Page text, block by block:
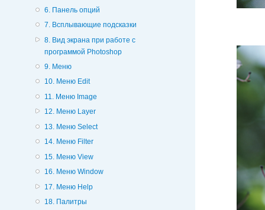
6. Панель опций
7. Всплывающие подсказки
8. Вид экрана при работе с
программой Photoshop
9. Меню
10. Меню Edit
11. Меню Image
12. Меню Layer
13. Меню Select
14. Меню Filter
15. Меню View
16. Меню Window
17. Меню Help
18. Палитры